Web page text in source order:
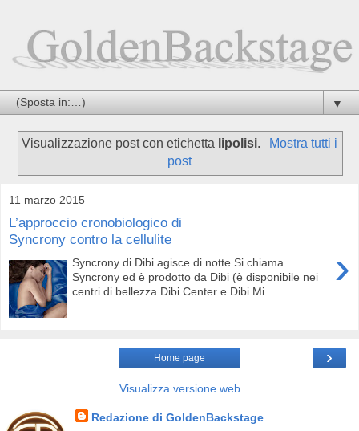
▼
Visualizzazione post con etichetta lipolisi.
Mostra tutti i
post
11 marzo 2015
L’approccio cronobiologico di
Syncrony contro la cellulite
›
Syncrony di Dibi agisce di notte Si chiama
Syncrony ed è prodotto da Dibi (è disponibile nei
centri di bellezza Dibi Center e Dibi Mi...
›
Home page
Visualizza versione web
Redazione di GoldenBackstage